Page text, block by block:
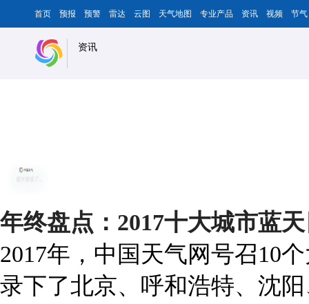
首页 预报 预警 雷达 云图 天气地图 专业产品 资讯 视频 节气
资讯
年终盘点：2017十大城市蓝
2017年，中国天气网号召10
录下了北京、呼和浩特、沈